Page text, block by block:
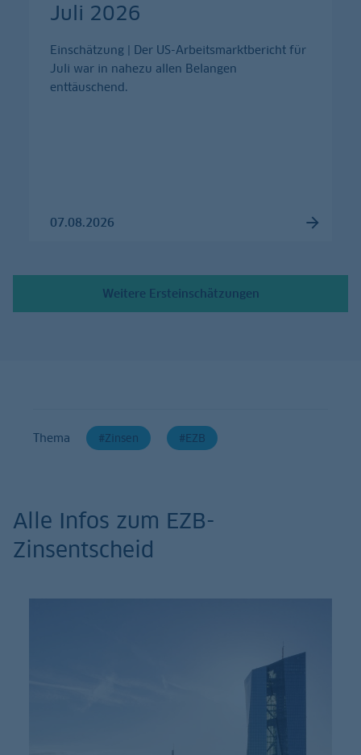
Juli 2026
Einschätzung | Der US-Arbeitsmarktbericht für
Juli war in nahezu allen Belangen
enttäuschend.
07.08.2026
Weitere Ersteinschätzungen
Thema Zinsen EZB
Alle Infos zum EZB-
Zinsentscheid